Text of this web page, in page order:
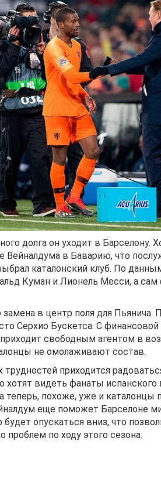
долга он уходит в Барселону.
Вейналдума в Баварию, что
каталонский клуб. По
Куман и Лионель Месси, а
в центр поля для Пьянича.
Серхио Бускетса. С
свободным агентом в
не омолаживают состав.
трудностей приходится
хотят видеть фанаты
теперь, похоже, уже и каталонцы
еще поможет Барселоне
будет опускаться вниз, что
по ходу этого сезона.